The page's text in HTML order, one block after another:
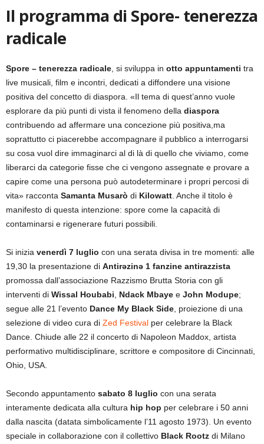
Il programma di Spore- tenerezza
radicale
Spore – tenerezza radicale, si sviluppa in otto appuntamenti tra
live musicali, film e incontri, dedicati a diffondere una visione
positiva del concetto di diaspora. «Il tema di quest’anno vuole
esplorare da più punti di vista il fenomeno della diaspora
contribuendo ad affermare una concezione più positiva,ma
soprattutto ci piacerebbe accompagnare il pubblico a interrogarsi
su cosa vuol dire immaginarci al di là di quello che viviamo, come
liberarci da categorie fisse che ci vengono assegnate e provare a
capire come una persona può autodeterminare i propri percosi di
vita» racconta Samanta Musarò di Kilowatt. Anche il titolo è
manifesto di questa intenzione: spore come la capacità di
contaminarsi e rigenerare futuri possibili.
Si inizia venerdì 7 luglio con una serata divisa in tre momenti: alle
19,30 la presentazione di Antirəzinə 1 fanzine antirazzista
promossa dall’associazione Razzismo Brutta Storia con gli
interventi di Wissal Houbabi, Ndack Mbaye e John Modupe;
segue alle 21 l’evento Dance My Black Side, proiezione di una
selezione di video cura di Zed Festival per celebrare la Black
Dance. Chiude alle 22 il concerto di Napoleon Maddox, artista
performativo multidisciplinare, scrittore e compositore di Cincinnati,
Ohio, USA.
Secondo appuntamento sabato 8 luglio con una serata
interamente dedicata alla cultura hip hop per celebrare i 50 anni
dalla nascita (datata simbolicamente l’11 agosto 1973). Un evento
speciale in collaborazione con il collettivo Black Rootz di Milano